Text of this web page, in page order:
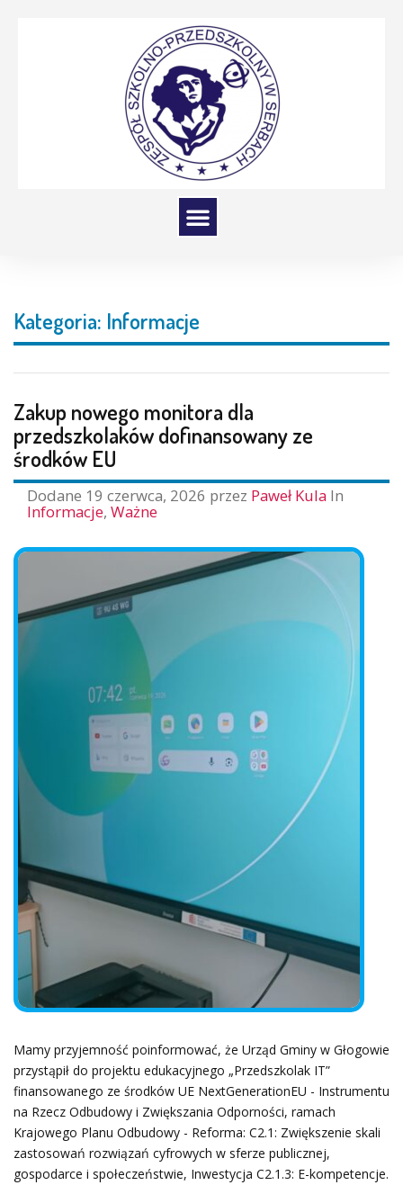
Kategoria: Informacje
Zakup nowego monitora dla
przedszkolaków dofinansowany ze
środków EU
Dodane 19 czerwca, 2026 przez Paweł Kula In
Informacje, Ważne
Mamy przyjemność poinformować, że Urząd Gminy w Głogowie
przystąpił do projektu edukacyjnego „Przedszkolak IT”
finansowanego ze środków UE NextGenerationEU - Instrumentu
na Rzecz Odbudowy i Zwiększania Odporności, ramach
Krajowego Planu Odbudowy - Reforma: C2.1: Zwiększenie skali
zastosowań rozwiązań cyfrowych w sferze publicznej,
gospodarce i społeczeństwie, Inwestycja C2.1.3: E-kompetencje.